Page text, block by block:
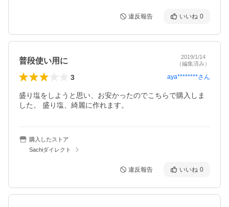
違反報告 いいね 0
普段使い用に
2019/1/14
（編集済み）
3 aya********さん
盛り塩をしようと思い、お安かったのでこちらで購入しま
した。 盛り塩、綺麗に作れます。
購入したストア
Sachiダイレクト
違反報告 いいね 0